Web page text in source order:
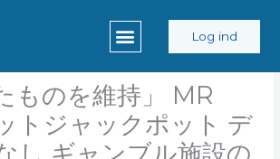
Log ind
ものを維持」 MR
トジャックポット デ